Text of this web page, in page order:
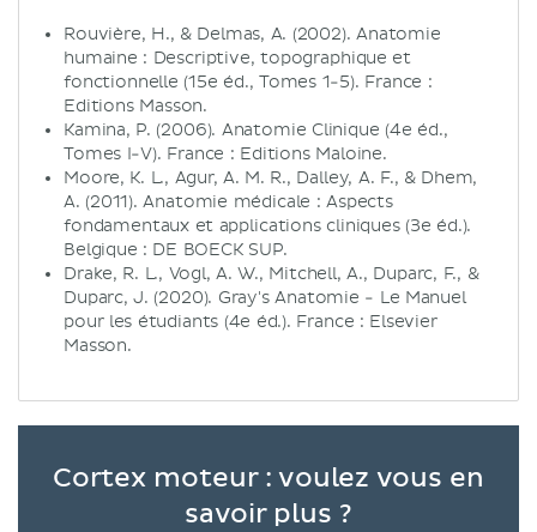
Rouvière, H., & Delmas, A. (2002). Anatomie
humaine : Descriptive, topographique et
fonctionnelle (15e éd., Tomes 1-5). France :
Editions Masson.
Kamina, P. (2006). Anatomie Clinique (4e éd.,
Tomes I-V). France : Editions Maloine.
Moore, K. L., Agur, A. M. R., Dalley, A. F., & Dhem,
A. (2011). Anatomie médicale : Aspects
fondamentaux et applications cliniques (3e éd.).
Belgique : DE BOECK SUP.
Drake, R. L., Vogl, A. W., Mitchell, A., Duparc, F., &
Duparc, J. (2020). Gray's Anatomie - Le Manuel
pour les étudiants (4e éd.). France : Elsevier
Masson.
Cortex moteur : voulez vous en
savoir plus ?